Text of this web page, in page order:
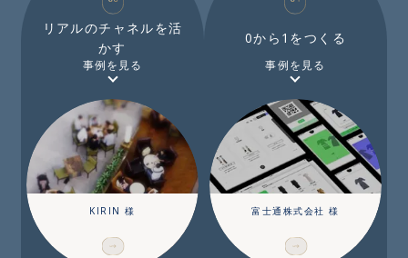
リアルのチャネルを活
かす
事例を見る
KIRIN 様
0から1をつくる
事例を見る
富士通株式会社 様